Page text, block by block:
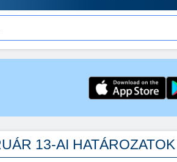
13-AI HATÁROZATOK